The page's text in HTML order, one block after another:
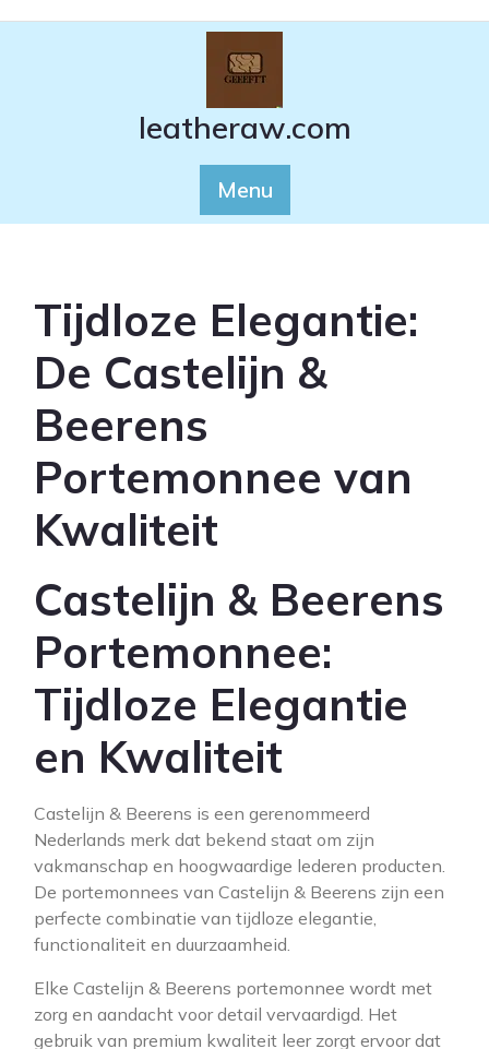
leatheraw.com
Menu
Tijdloze Elegantie:
De Castelijn &
Beerens
Portemonnee van
Kwaliteit
Castelijn & Beerens
Portemonnee:
Tijdloze Elegantie
en Kwaliteit
Castelijn & Beerens is een gerenommeerd
Nederlands merk dat bekend staat om zijn
vakmanschap en hoogwaardige lederen producten.
De portemonnees van Castelijn & Beerens zijn een
perfecte combinatie van tijdloze elegantie,
functionaliteit en duurzaamheid.
Elke Castelijn & Beerens portemonnee wordt met
zorg en aandacht voor detail vervaardigd. Het
gebruik van premium kwaliteit leer zorgt ervoor dat